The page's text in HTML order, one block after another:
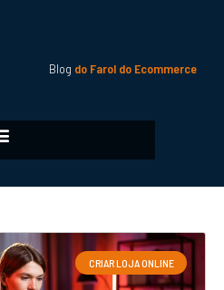
Blog do Farol do Ecommerce
CRIAR LOJA ONLINE